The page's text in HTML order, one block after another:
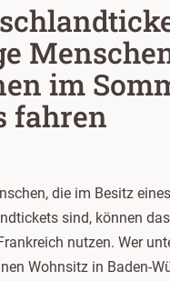
im
fahren
die im Besitz eines
sind, können
nutzen. Wer
Wohnsitz in Baden-